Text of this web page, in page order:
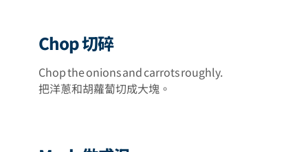
Chop 切碎
Chop the onions and carrots roughly.
把洋蔥和胡蘿蔔切成大塊。